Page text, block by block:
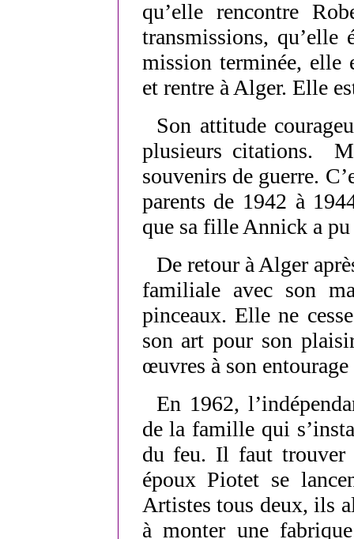
qu’elle rencontre
transmissions, qu’elle
mission terminée, elle
et rentre à Alger. Elle
Son attitude
plusieurs citations.
souvenirs de guerre.
parents de 1942 à
que sa fille Annick a
De retour à Alger
familiale avec son
pinceaux. Elle ne
son art pour son
œuvres à son
En 1962,
de la famille qui
du feu. Il faut trouver
époux Piotet se
Artistes tous deux, ils
à monter une